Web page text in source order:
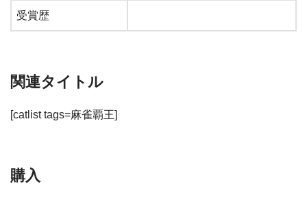
受賞歴
関連タイトル
[catlist tags=麻雀覇王]
購入